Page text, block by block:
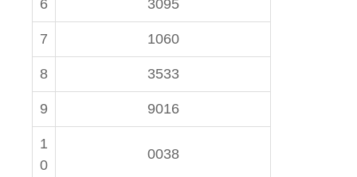
6 3095
7 1060
8 3533
9 9016
1
0
0038